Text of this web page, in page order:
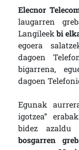
Elecnor
laugarren
Langileekbi
egoera
dagoen
bigarrena,
dagoen
Egunak
igotzea”
bidez azaldu
bosgarren